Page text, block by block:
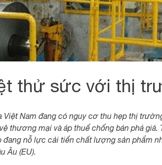
thử sức với thị
Việt Nam đang có nguy cơ thu hẹp thị
thương mại và áp thuế chống bán phá
đang nỗ lực cải tiến chất lượng sản phẩm
Âu (EU).